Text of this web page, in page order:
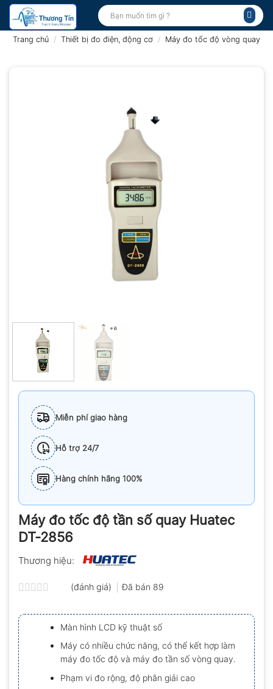
Bỏ
qua
Tìm
kiếm:
Trang chủ / Thiết bị đo điện, động cơ / Máy đo tốc độ vòng quay
Miễn phí giao hàng
Hỗ trợ 24/7
Hàng chính hãng 100%
Máy đo tốc độ tần số quay Huatec
DT-2856
Thương hiệu:
xếp
hạng
0.0
5
sao
(đánh giá) Đã bán 89
Màn hình LCD kỹ thuật số
Máy có nhiều chức năng, có thể kết hợp làm
máy đo tốc độ và máy đo tần số vòng quay.
Phạm vi đo rộng, độ phân giải cao